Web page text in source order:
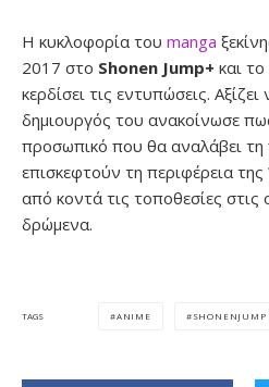
Η κυκλοφορία του manga
2017 στο Shonen Jump+ και
κερδίσει τις εντυπώσεις.
δημιουργός του ανακοίνωσε
προσωπικό που θα αναλάβει
επισκεφτούν τη περιφέρεια
από κοντά τις τοποθεσίες στις
δρώμενα.
TAGS ANIME SHONENJUMP